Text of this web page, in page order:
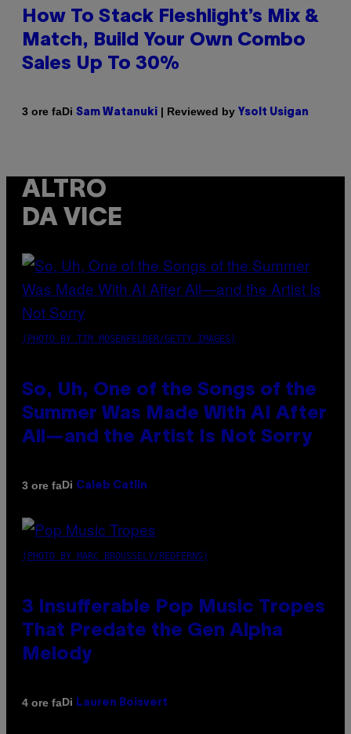
How To Stack Fleshlight’s Mix &
Match, Build Your Own Combo
Sales Up To 30%
3 ore faDi Sam Watanuki | Reviewed by Ysolt Usigan
ALTRO
DA VICE
(PHOTO BY TIM MOSENFELDER/GETTY IMAGES)
So, Uh, One of the Songs of the
Summer Was Made With AI After
All—and the Artist Is Not Sorry
3 ore faDi Caleb Catlin
(PHOTO BY MARC BROUSSELY/REDFERNS)
3 Insufferable Pop Music Tropes
That Predate the Gen Alpha
Melody
4 ore faDi Lauren Boisvert